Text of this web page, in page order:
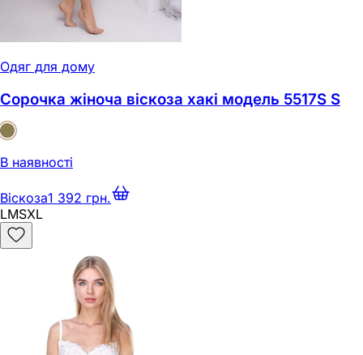
Одяг для дому
Сорочка жіноча віскоза хакі модель 5517S S
В наявності
Віскоза1 392 грн.
LMSXL